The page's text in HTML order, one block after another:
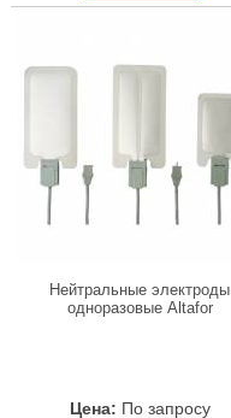
Нейтральные электроды
одноразовые Altafor
Цена: По запросу